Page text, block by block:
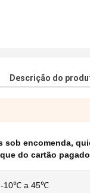
Descrição do
sob encomenda,
do cartão
-10℃ a 45℃